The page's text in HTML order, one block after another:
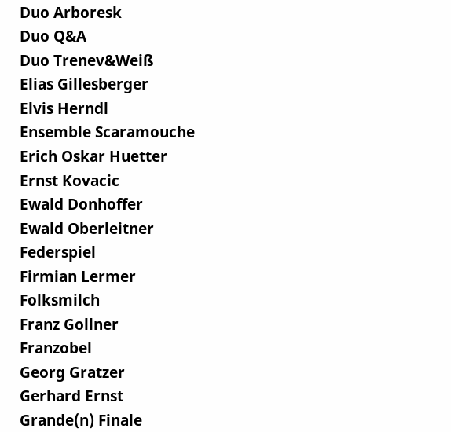
Duo Arboresk
Duo Q&A
Duo Trenev&Weiß
Elias Gillesberger
Elvis Herndl
Ensemble Scaramouche
Erich Oskar Huetter
Ernst Kovacic
Ewald Donhoffer
Ewald Oberleitner
Federspiel
Firmian Lermer
Folksmilch
Franz Gollner
Franzobel
Georg Gratzer
Gerhard Ernst
Grande(n) Finale